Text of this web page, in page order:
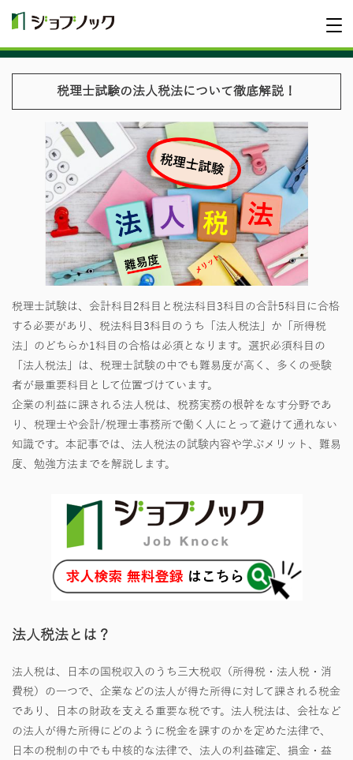
税理士試験の法人税法について徹底解説！
税理士試験は、会計科目2科目と税法科目3科目の合計5科目に合格
する必要があり、税法科目3科目のうち「法人税法」か「所得税
法」のどちらか1科目の合格は必須となります。選択必須科目の
「法人税法」は、税理士試験の中でも難易度が高く、多くの受験
者が最重要科目として位置づけています。
企業の利益に課される法人税は、税務実務の根幹をなす分野であ
り、税理士や会計/税理士事務所で働く人にとって避けて通れない
知識です。本記事では、法人税法の試験内容や学ぶメリット、難易
度、勉強方法までを解説します。
法人税法とは？
法人税は、日本の国税収入のうち三大税収（所得税・法人税・消
費税）の一つで、企業などの法人が得た所得に対して課される税金
であり、日本の財政を支える重要な税です。法人税法は、会社など
の法人が得た所得にどのように税金を課すのかを定めた法律で、
日本の税制の中でも中核的な法律で、法人の利益確定、損金・益